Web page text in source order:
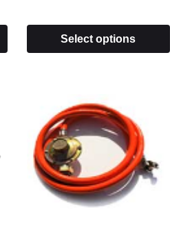
Select options